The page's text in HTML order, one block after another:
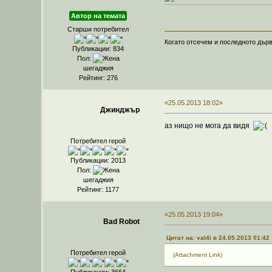
Автор на темата
Старши потребител
Публикации: 834
Пол:
шегаджия
Рейтинг: 276
Когато отсечем и последното
Джинджър
Потребител герой
Публикации: 2013
Пол:
шегаджия
Рейтинг: 1177
«25.05.2013 18:02»
аз нищо не мога да видя
Bad Robot
Потребител герой
«25.05.2013 19:04»
Цитат на: val4i в 24.05.2013 01:42
(Attachment Link)